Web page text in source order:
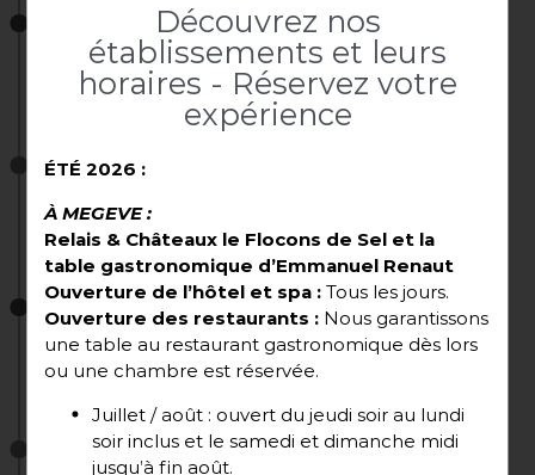
étoile au Flocons de Sel
2004
Titre de Meilleur Ouvrier de France
2006
2 étoile au Flocons de Sel
2008
Découvrez nos
établissements et leurs
horaires - Réservez votre
expérience
ÉTÉ 2026 :
À MEGEVE :
Relais & Châteaux le Flocons de Sel et la
table gastronomique d’Emmanuel Renaut
Ouverture de l’hôtel et spa :Tous les jours.
Ouverture des restaurants : Nous garantissons
une table au restaurant gastronomique dès lors
ou une chambre est réservée.
Juillet / août : ouvert du jeudi soir au lundi
soir inclus et le samedi et dimanche midi
jusqu’à fin août.